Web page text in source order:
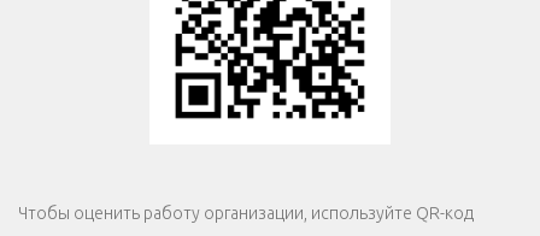
Чтобы оценить работу организации, используйте QR-код